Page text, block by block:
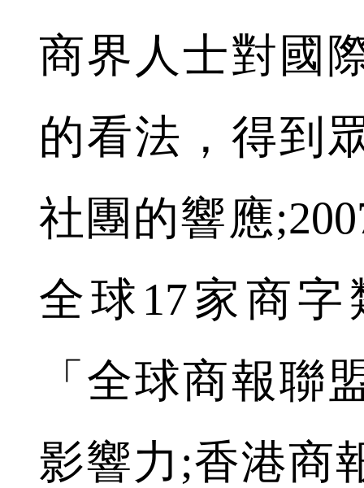
商界人士對國
的看法，得到
社團的響應
全球17家商
「全球商報聯
影響力;香港商